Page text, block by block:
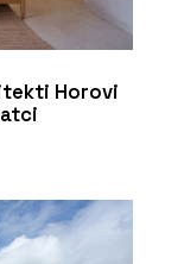
Horovi